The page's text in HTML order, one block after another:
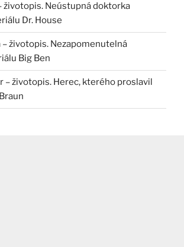
životopis. Neústupná doktorka
Dr. House
– životopis. Nezapomenutelná
Big Ben
– životopis. Herec, kterého proslavil